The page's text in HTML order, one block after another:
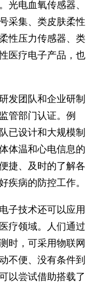
光电血氧传感器、
采集、类皮肤柔性
性压力传感器、类
医疗电子产品，也
发团队和企业研制
管部门认证。例
已设计和大规模制
体温和心电信息的
捷、及时的了解各
疾病的防控工作。
子技术还可以应用
疗领域。人们通过
时，可采用物联网
不便、没有条件到
以尝试借助搭载了